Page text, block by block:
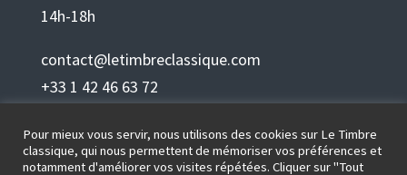
14h-18h
contact@letimbreclassique.com
+33 1 42 46 63 72
Français
Pour mieux vous servir, nous utilisons des cookies sur Le Timbre
classique, qui nous permettent de mémoriser vos préférences et
notamment d'améliorer vos visites répétées. Cliquer sur "Tout